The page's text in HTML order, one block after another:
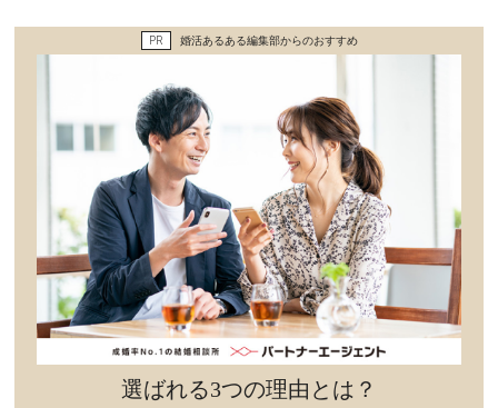
PR 婚活あるある編集部からのおすすめ
選ばれる3つの理由とは？